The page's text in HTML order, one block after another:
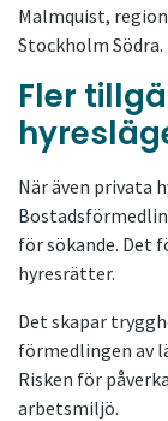
Malmquist,
Stockholm Södra.
Fler
När även privata
för sökande. Det
hyresrätter.
Det skapar
förmedlingen av
Risken för
arbetsmiljö.